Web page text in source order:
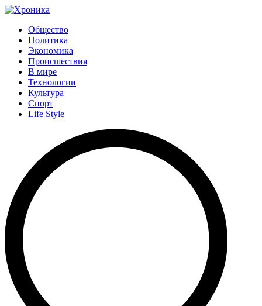
Общество
Политика
Экономика
Происшествия
В мире
Технологии
Культура
Спорт
Life Style